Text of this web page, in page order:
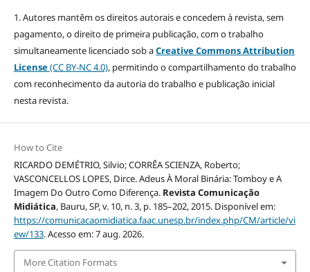
1. Autores mantêm os direitos autorais e concedem à revista, sem
pagamento, o direito de primeira publicação, com o trabalho
simultaneamente licenciado sob aCreative Commons Attribution
License(CC BY-NC 4.0), permitindo o compartilhamento do trabalho
com reconhecimento da autoria do trabalho e publicação inicial
nesta revista.
How to Cite
RICARDO DEMÉTRIO, Silvio; CORRÊA SCIENZA, Roberto;
VASCONCELLOS LOPES, Dirce. Adeus À Moral Binária: Tomboy e A
Imagem Do Outro Como Diferença. Revista Comunicação
Midiática, Bauru, SP, v. 10, n. 3, p. 185–202, 2015. Disponível em:
https://comunicacaomidiatica.faac.unesp.br/index.php/CM/article/vi
ew/133. Acesso em: 7 aug. 2026.
More Citation Formats